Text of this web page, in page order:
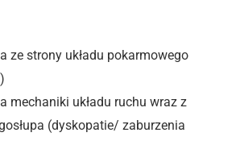
ze strony układu pokarmowego
mechaniki układu ruchu wraz z
(dyskopatie/ zaburzenia